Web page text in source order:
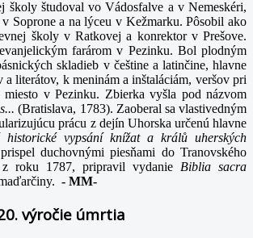
školy študoval vo Vádosfalve a v Nemeskéri,
Soprone a na lýceu v Kežmarku. Pôsobil ako
školy v Ratkovej a konrektor v Prešove.
farárom v Pezinku. Bol plodným
skladieb v češtine a latinčine, hlavne
literátov, k meninám a inštaláciám, veršov pri
miesto v Pezinku. Zbierka vyšla pod názvom
(Bratislava, 1783). Zaoberal sa vlastivedným
prácu z dejín Uhorska určenú hlavne
historické vypsání knížat a králů uherských
duchovnými piesňami do Tranovského
z roku 1787, pripravil vydanie Biblia sacra
- MM-
výročie úmrtia